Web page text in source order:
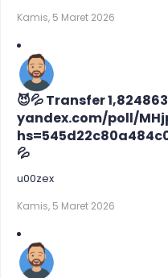
Kamis, 5 Maret 2026
😈💦 Transfer
yandex.com/poll/
💦
u00zex
Kamis, 5 Maret 2026